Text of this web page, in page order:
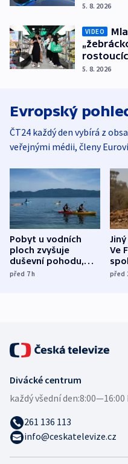
5. 8. 2026
VIDEO
5. 8. 2026
Evropský
ČT24 každý den vybírá z
veřejnými médii, členy
Pobyt u vodních
ploch zvyšuje
duševní pohodu,
ukázala
před 7h
Ve
před
Divácké centrum
každý všední den:8:00—16:00
261 136 113
info@ceskatelevize.cz